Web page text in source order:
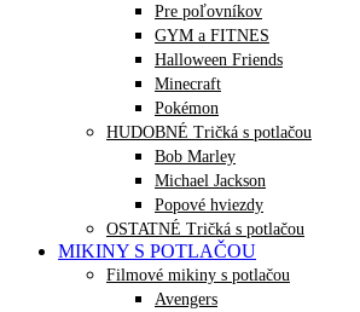
Pre poľovníkov
GYM a FITNES
Halloween Friends
Minecraft
Pokémon
HUDOBNÉ Tričká s potlačou
Bob Marley
Michael Jackson
Popové hviezdy
OSTATNÉ Tričká s potlačou
MIKINY S POTLAČOU
Filmové mikiny s potlačou
Avengers